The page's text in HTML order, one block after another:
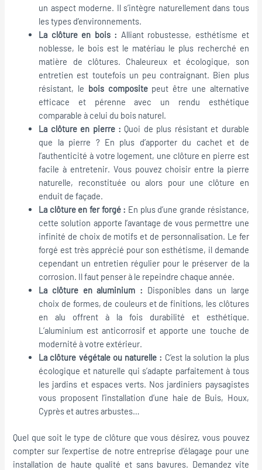
un aspect moderne. Il s’intègre naturellement dans tous
les types d’environnements.
La clôture en bois : Alliant robustesse, esthétisme et
noblesse, le bois est le matériau le plus recherché en
matière de clôtures. Chaleureux et écologique, son
entretien est toutefois un peu contraignant. Bien plus
résistant, le bois compositepeut être une alternative
efficace et pérenne avec un rendu esthétique
comparable à celui du bois naturel.
La clôture en pierre :Quoi de plus résistant et durable
que la pierre ? En plus d’apporter du cachet et de
l’authenticité à votre logement, une clôture en pierre est
facile à entretenir. Vous pouvez choisir entre la pierre
naturelle, reconstituée ou alors pour une clôture en
enduit de façade.
La clôture en fer forgé : En plus d’une grande résistance,
cette solution apporte l’avantage de vous permettre une
infinité de choix de motifs et de personnalisation. Le fer
forgé est très apprécié pour son esthétisme, il demande
cependant un entretien régulier pour le préserver de la
corrosion. Il faut penser à le repeindre chaque année.
La clôture en aluminium : Disponibles dans un large
choix de formes, de couleurs et de finitions, les clôtures
en alu offrent à la fois durabilité et esthétique.
L’aluminium est anticorrosif et apporte une touche de
modernité à votre extérieur.
La clôture végétale ou naturelle : C’est la solution la plus
écologique et naturelle qui s’adapte parfaitement à tous
les jardins et espaces verts. Nos jardiniers paysagistes
vous proposent l’installation d’une haie de Buis, Houx,
Cyprès et autres arbustes…
Quel que soit le type de clôture que vous désirez, vous pouvez
compter sur l’expertise de notre entreprise d’élagage pour une
installation de haute qualité et sans bavures. Demandez vite